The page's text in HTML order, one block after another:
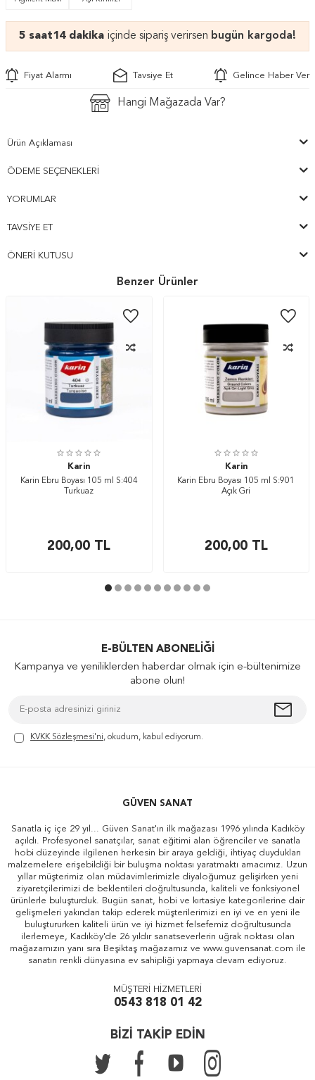
5 saat14 dakika içinde sipariş verirsen bugün kargoda!
Fiyat Alarmı Tavsiye Et Gelince Haber Ver
Hangi Mağazada Var?
Ürün Açıklaması
ÖDEME SEÇENEKLERI
YORUMLAR
TAVSIYE ET
ÖNERI KUTUSU
Benzer Ürünler
Karin
Karin Ebru Boyası 105 ml S:404
Turkuaz
200,00 TL
Karin
Karin Ebru Boyası 105 ml S:901
Açık Gri
200,00TL
E-BÜLTEN ABONELIĞI
Kampanya ve yeniliklerden haberdar olmak için e-bültenimize
abone olun!
KVKK Sözleşmesi'ni, okudum, kabul ediyorum.
GÜVEN SANAT
Sanatla iç içe 29 yıl... Güven Sanat'ın ilk mağazası 1996 yılında Kadıköy
açıldı. Profesyonel sanatçılar, sanat eğitimi alan öğrenciler ve sanatla
hobi düzeyinde ilgilenen herkesin bir araya geldiği, ihtiyaç duydukları
malzemelere erişebildiği bir buluşma noktası yaratmaktı amacımız. Uzun
yıllar müşterimiz olan müdavimlerimizle diyaloğumuz gelişirken yeni
ziyaretçilerimizi de beklentileri doğrultusunda, kaliteli ve fonksiyonel
ürünlerle buluşturduk. Bugün sanat, hobi ve kırtasiye kategorilerine dair
gelişmeleri yakından takip ederek müşterilerimizi en iyi ve en yeni ile
buluştururken kaliteli ürün ve iyi hizmet felsefemiz doğrultusunda
ilerlemeye, Kadıköy'de 26 yıldır sanatseverlerin uğrak noktası olan
mağazamızın yanı sıra Beşiktaş mağazamız ve www.guvensanat.com ile
sanatın renkli dünyasına ev sahipliği yapmaya devam ediyoruz.
MÜŞTERİ HİZMETLERİ
0543 818 01 42
BİZİ TAKİP EDİN